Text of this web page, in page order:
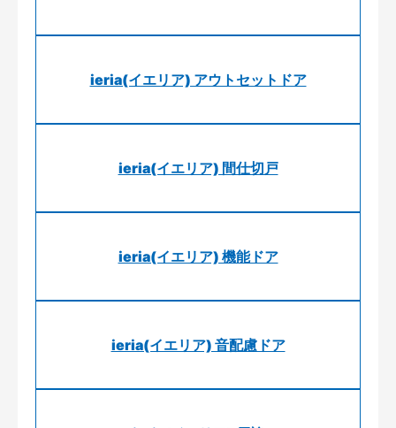
ieria(イエリア) アウトセットドア
ieria(イエリア) 間仕切戸
ieria(イエリア) 機能ドア
ieria(イエリア) 音配慮ドア